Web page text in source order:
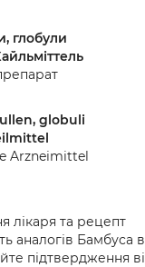
глобули
globuli
Arzneimittel
лікаря та рецепт
аналогів Бамбуса
підтвердження